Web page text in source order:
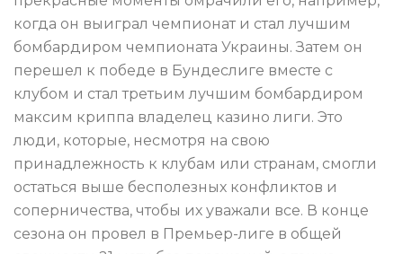
когда он выиграл чемпионат и стал лучшим
бомбардиром чемпионата Украины. Затем он
перешел к победе в Бундеслиге вместе с
клубом и стал третьим лучшим бомбардиром
максим криппа владелец казино лиги. Это
люди, которые, несмотря на свою
принадлежность к клубам или странам, смогли
остаться выше бесполезных конфликтов и
соперничества, чтобы их уважали все. В конце
сезона он провел в Премьер-лиге в общей